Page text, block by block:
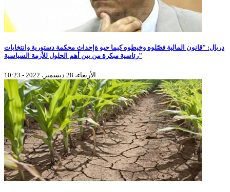
دربال: "قانون المالية فصّلوه وخيطوه كيما حبو ةإحداث محكمة دستورية وانتخابات
رئاسية مبكرة من بين أهم الحلول للأزمة السياسية"
الأربعاء، 28 ديسمبر، 2022 - 10:23